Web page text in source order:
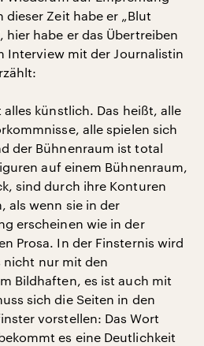
Zeit habe er „Blut
hier habe er das Übertreiben
Interview mit der Journalistin
alles künstlich. Das heißt, alle
alle spielen sich
der Bühnenraum ist total
auf einem Bühnenraum,
sind durch ihre Konturen
als wenn sie in der
erscheinen wie in der
Prosa. In der Finsternis wird
nicht nur mit den
Bildhaften, es ist auch mit
sich die Seiten in den
vorstellen: Das Wort
es eine Deutlichkeit